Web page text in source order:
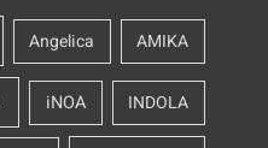
AMIKA
Angelica
INDOLA
iNOA